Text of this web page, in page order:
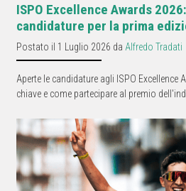
ISPO Excellence Awards
candidature per la prima
Postato il 1 Luglio 2026 da Alfredo Tradati
Aperte le candidature agli ISPO Excellence
chiave e come partecipare al premio